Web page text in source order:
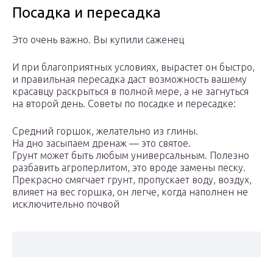
Посадка и пересадка
Это очень важно. Вы купили саженец
И при благоприятных условиях, вырастет он быстро,
и правильная пересадка даст возможность вашему
красавцу раскрыться в полной мере, а не загнуться
на второй день. Советы по посадке и пересадке:
Средний горшок, желательно из глины.
На дно засыпаем дренаж — это святое.
Грунт может быть любым универсальным. Полезно
разбавить агроперлитом, это вроде замены песку.
Прекрасно смягчает грунт, пропускает воду, воздух,
влияет на вес горшка, он легче, когда наполнен не
исключительно почвой